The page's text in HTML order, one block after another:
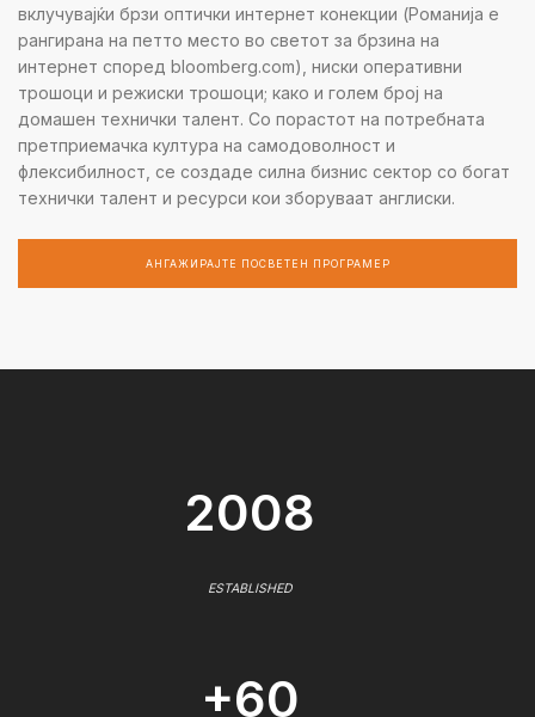
вклучувајќи брзи оптички интернет конекции (Романија е
рангирана на петто место во светот за брзина на
интернет според bloomberg.com), ниски оперативни
трошоци и режиски трошоци; како и голем број на
домашен технички талент. Со порастот на потребната
претприемачка култура на самодоволност и
флексибилност, се создаде силна бизнис сектор со богат
технички талент и ресурси кои зборуваат англиски.
АНГАЖИРАЈТЕ ПОСВЕТЕН ПРОГРАМЕР
2008
ESTABLISHED
+60